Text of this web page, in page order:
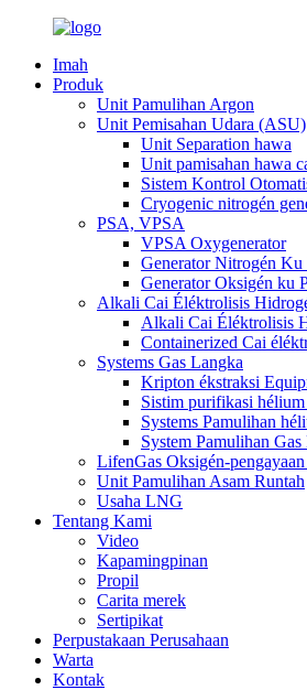
Imah
Produk
Unit Pamulihan Argon
Unit Pemisahan Udara (ASU)
Unit Separation hawa
Unit pamisahan hawa
Sistem Kontrol
Cryogenic nitrogén
PSA, VPSA
VPSA Oxygenerator
Generator Nitrogén
Generator Oksigén ku
Alkali Cai Éléktrolisis
Alkali Cai Éléktrolisis
Containerized Cai
Systems Gas Langka
Kripton ékstraksi
Sistim purifikasi hélium
Systems Pamulihan
System Pamulihan
LifenGas Oksigén-
Unit Pamulihan Asam Runtah
Usaha LNG
Tentang Kami
Video
Kapamingpinan
Propil
Carita merek
Sertipikat
Perpustakaan Perusahaan
Warta
Kontak